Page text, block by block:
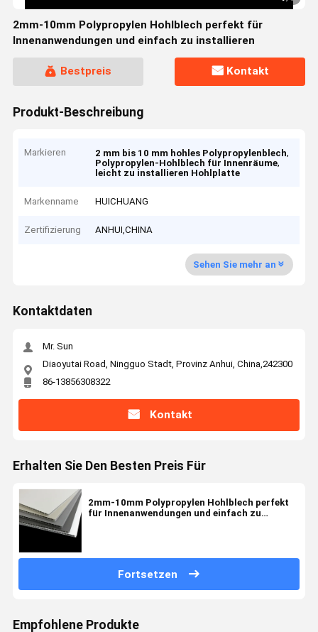
2mm-10mm Polypropylen Hohlblech perfekt für
Innenanwendungen und einfach zu installieren
Bestpreis Kontakt
Produkt-Beschreibung
Markieren 2 mm bis 10 mm hohles Polypropylenblech,
Polypropylen-Hohlblech für Innenräume,
leicht zu installieren Hohlplatte
Markenname HUICHUANG
Zertifizierung ANHUI,CHINA
Sehen Sie mehr an
Kontaktdaten
Mr. Sun
Diaoyutai Road, Ningguo Stadt, Provinz Anhui, China,242300
86-13856308322
Kontakt
Erhalten Sie Den Besten Preis Für
2mm-10mm Polypropylen Hohlblech perfekt
für Innenanwendungen und einfach zu
Fortsetzen
Empfohlene Produkte